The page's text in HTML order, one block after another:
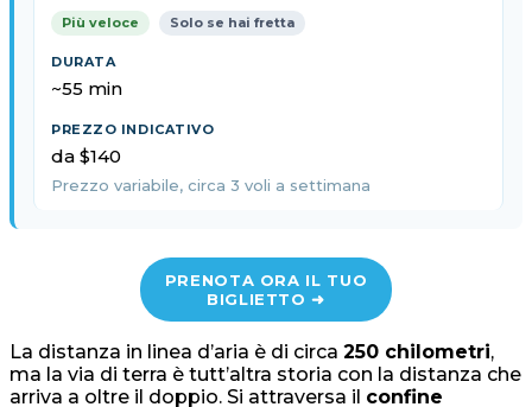
Più veloce Solo se hai fretta
~55 min
da $140
Prezzo variabile, circa 3 voli a settimana
PRENOTA ORA IL TUO
BIGLIETTO ➜
La distanza in linea d’aria è di circa 250 chilometri,
ma la via di terra è tutt’altra storia con la distanza che
arriva a oltre il doppio. Si attraversa il confine